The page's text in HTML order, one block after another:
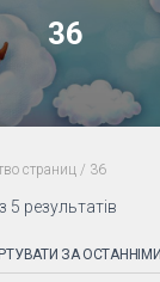
36
страниц / 36
5 результатів
latest